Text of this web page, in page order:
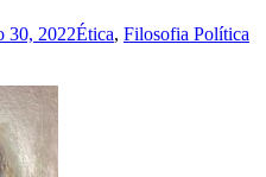
30, 2022Ética, Filosofia Política